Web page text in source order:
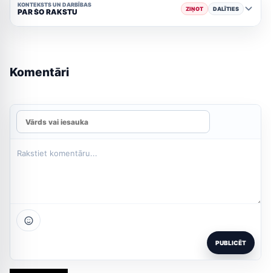
KONTEKSTS UN DARBĪBAS
PAR ŠO RAKSTU ZIŅOT DALĪTIES
Komentāri
PUBLICĒT